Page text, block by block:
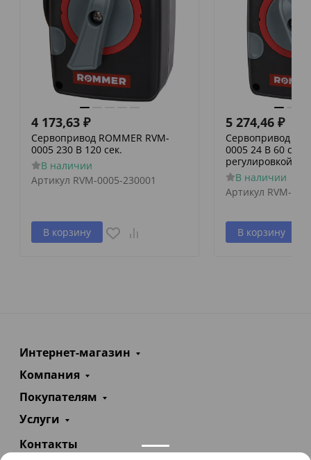
4 173,63 ₽
Сервопривод ROMMER RVM-
0005 230 В 120 сек.
В наличии
Артикул RVM-0005-230001
В корзину
5 274,46 ₽
Сервопривод
0005 24 В 60
регулировкой по
В наличии
Артикул RVM-
В корзину
Интернет-магазин
Компания
Покупателям
Услуги
Контакты